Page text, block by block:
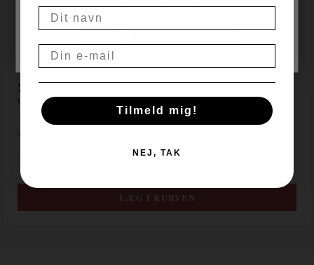
Er du over 18 år?
2017 Barolo Experience - 5 vine i trækasse
Gianni Gagliardo - Piemonte
4.599,00
Navn
Email
Tilmeld mig!
NEJ, TAK